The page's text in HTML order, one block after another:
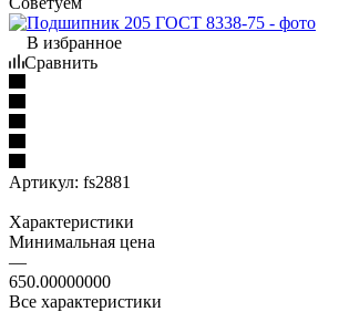
В избранное
Сравнить
Артикул: fs2881
Характеристики
Минимальная цена
—
650.00000000
Все характеристики